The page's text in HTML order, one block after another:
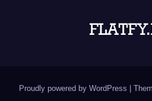
Proudly powered by WordPress